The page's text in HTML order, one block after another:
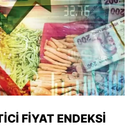
FIYAT ENDEKSI